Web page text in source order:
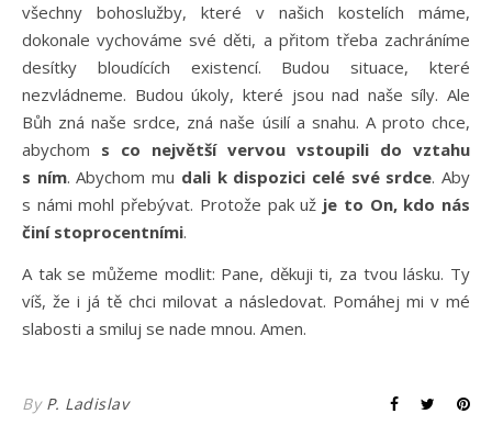
všechny bohoslužby, které v našich kostelích máme,
dokonale vychováme své děti, a přitom třeba zachráníme
desítky bloudících existencí. Budou situace, které
nezvládneme. Budou úkoly, které jsou nad naše síly. Ale
Bůh zná naše srdce, zná naše úsilí a snahu. A proto chce,
abychom s co největší vervou vstoupili do vztahu
s ním. Abychom mu dali k dispozici celé své srdce. Aby
s námi mohl přebývat. Protože pak už je to On, kdo nás
činí stoprocentními.
A tak se můžeme modlit: Pane, děkuji ti, za tvou lásku. Ty
víš, že i já tě chci milovat a následovat. Pomáhej mi v mé
slabosti a smiluj se nade mnou. Amen.
By P. Ladislav